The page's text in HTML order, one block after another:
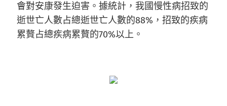
會對安康發生迫害。據統計，我國慢性病招致的
逝世亡人數占總逝世亡人數的88%，招致的疾病
累贅占總疾病累贅的70%以上。